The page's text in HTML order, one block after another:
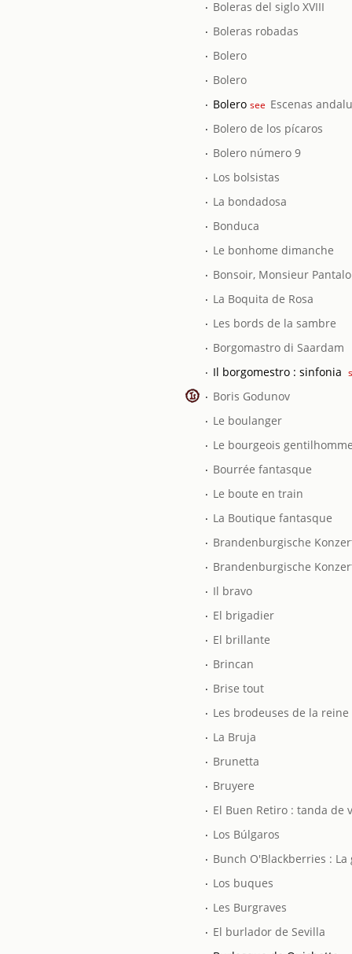
. Boleras del siglo XVIII
. Boleras robadas
. Bolero
. Bolero
. Bolerosee Escenas
. Bolero de los pícaros
. Bolero número 9
. Los bolsistas
. La bondadosa
. Bonduca
. Le bonhome dimanche
. Bonsoir, Monsieur
. La Boquita de Rosa
. Les bords de la sambre
. Borgomastro di Saardam
. Il borgomestro : sinfonia
. Boris Godunov
. Le boulanger
. Le bourgeois
. Bourrée fantasque
. Le boute en train
. La Boutique fantasque
. Brandenburgische
. Brandenburgische
. Il bravo
. El brigadier
. El brillante
. Brincan
. Brise tout
. Les brodeuses de la reine
. La Bruja
. Brunetta
. Bruyere
. El Buen Retiro : tanda de
. Los Búlgaros
. Bunch O'Blackberries :
. Los buques
. Les Burgraves
. El burlador de Sevilla